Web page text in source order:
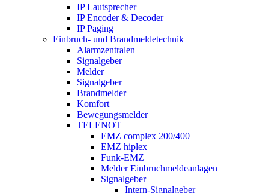
IP Lautsprecher
IP Encoder & Decoder
IP Paging
Einbruch- und Brandmeldetechnik
Alarmzentralen
Signalgeber
Melder
Signalgeber
Brandmelder
Komfort
Bewegungsmelder
TELENOT
EMZ complex 200/400
EMZ hiplex
Funk-EMZ
Melder Einbruchmeldeanlagen
Signalgeber
Intern-Signalgeber